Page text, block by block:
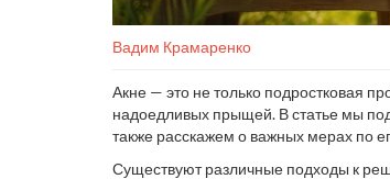
Вадим Крамаренко
Акне — это не только подростковая
надоедливых прыщей. В статье мы
также расскажем о важных мерах по
Существуют различные подходы к